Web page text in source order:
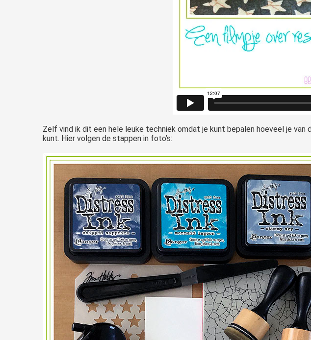
Zelf vind ik dit een hele leuke techniek omdat je kunt bepalen hoeveel je
kunt. Hier volgen de stappen in foto’s: